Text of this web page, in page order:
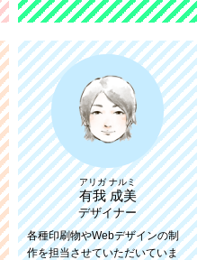
アリガ ナルミ
有我 成美
デザイナー
各種印刷物やWebデザインの制
作を担当させていただいていま